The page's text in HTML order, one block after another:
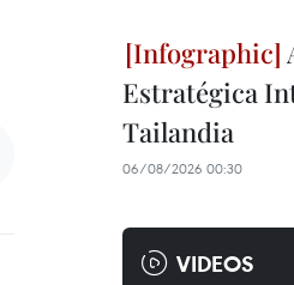
Estratégica
Tailandia
06/08/2026 00:30
VIDEOS